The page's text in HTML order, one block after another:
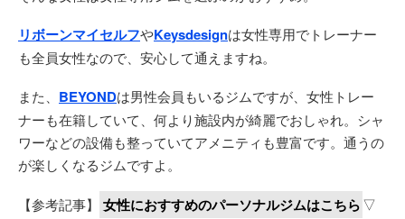
リボーンマイセルフやKeysdesignは女性専用でトレーナー
も全員女性なので、安心して通えますね。
また、 BEYONDは男性会員もいるジムですが、女性トレー
ナーも在籍していて、何より施設内が綺麗でおしゃれ。シャ
ワーなどの設備も整っていてアメニティも豊富です。通うの
が楽しくなるジムですよ。
【参考記事】 女性におすすめのパーソナルジムはこちら▽